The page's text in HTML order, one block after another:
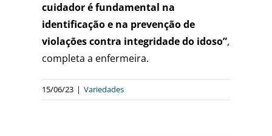
cuidador é fundamental na
identificação e na prevenção de
violações contra integridade do idoso”,
completa a enfermeira.
15/06/23 | Variedades